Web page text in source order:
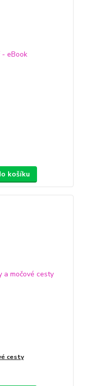
košíku
cesty